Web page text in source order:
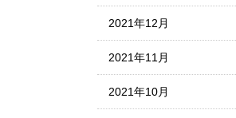
2021年12月
2021年11月
2021年10月